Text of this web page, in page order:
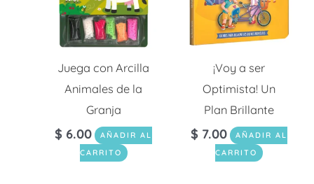
Juega con Arcilla
Animales de la
Granja
$ 6.00
AÑADIR AL
CARRITO
¡Voy a ser
Optimista! Un
Plan Brillante
$ 7.00
AÑADIR AL
CARRITO